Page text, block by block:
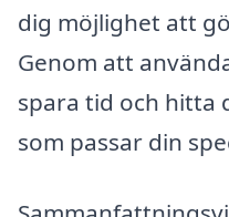
dig möjlighet att
Genom att
spara tid och hitta
som passar din